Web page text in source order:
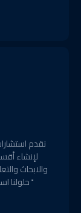
نقدم
لإنشاء
والابحاث
حلولنا